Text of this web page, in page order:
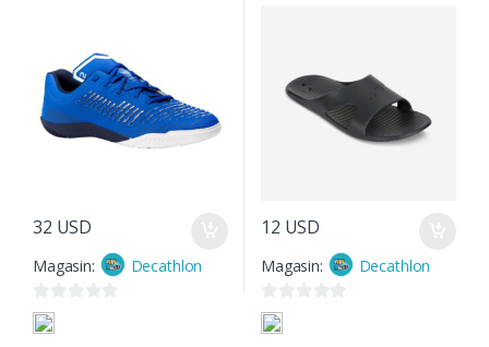
32 USD
Magasin: Decathlon
0
s
12 USD
Magasin: Decathlon
0
s